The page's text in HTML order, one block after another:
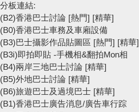
分板連結:
(B2)香港巴士討論 [熱門] [精華]
(B0)香港巴士車務及車廂設備
(B3)巴士攝影作品貼圖區 [熱門] [精華]
(B3i)即拍即貼 -手機相&翻拍Mon相
(B4)兩岸三地巴士討論 [精華]
(B5)外地巴士討論 [精華]
(B6)旅遊巴士及過境巴士 [精華]
(B1)香港巴士廣告消息/廣告車行踪